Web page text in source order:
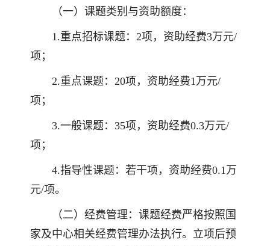
（一）课题类别与资助额度：
1.重点招标课题：2项，资助经费3万元/
项；
2.重点课题：20项，资助经费1万元/
项；
3.一般课题：35项，资助经费0.3万元/
项；
4.指导性课题：若干项，资助经费0.1万
元/项。
（二）经费管理：课题经费严格按照国
家及中心相关经费管理办法执行。立项后预